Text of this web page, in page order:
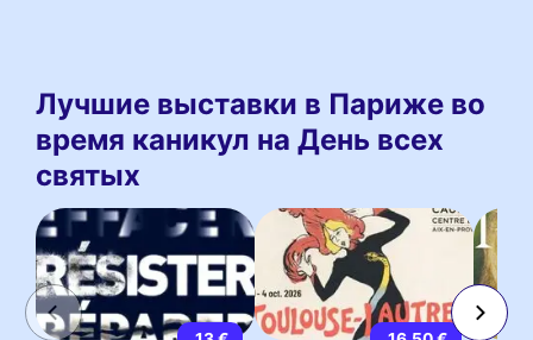
Лучшие выставки в Париже во
время каникул на День всех
святых